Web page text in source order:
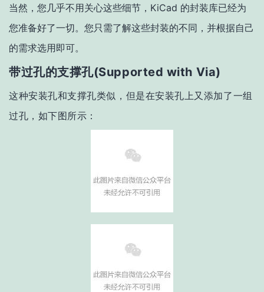
当然，您几乎不用关心这些细节，KiCad 的封装库已经为
您准备好了一切。您只需了解这些封装的不同，并根据自己
的需求选用即可。
带过孔的支撑孔(Supported with Via)
这种安装孔和支撑孔类似，但是在安装孔上又添加了一组
过孔，如下图所示：